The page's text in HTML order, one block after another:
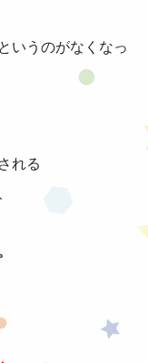
というのがなくなっ
れる